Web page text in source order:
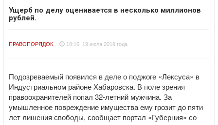
Ущерб по делу оценивается в несколько миллионов
рублей.
ПРАВОПОРЯДОК 18:16, 19 июля 2019 года
Подозреваемый появился в деле о поджоге «Лексуса» в
Индустриальном районе Хабаровска. В поле зрения
правоохранителей попал 32-летний мужчина. За
умышленное повреждение имущества ему грозит до пяти
лет лишения свободы, сообщает портал «Губерния» со